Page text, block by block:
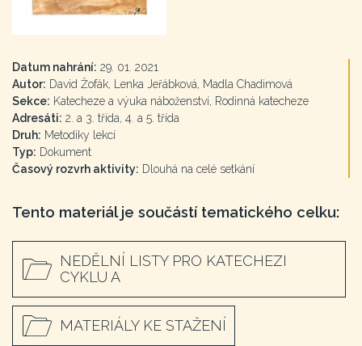
Datum nahrání: 29. 01. 2021
Autor: David Žofák, Lenka Jeřábková, Madla Chadimová
Sekce: Katecheze a výuka náboženství, Rodinná katecheze
Adresáti: 2. a 3. třída, 4. a 5. třída
Druh: Metodiky lekcí
Typ: Dokument
Časový rozvrh aktivity: Dlouhá na celé setkání
Tento materiál je součástí tematického celku:
NEDĚLNÍ LISTY PRO KATECHEZI
CYKLU A
MATERIÁLY KE STAŽENÍ